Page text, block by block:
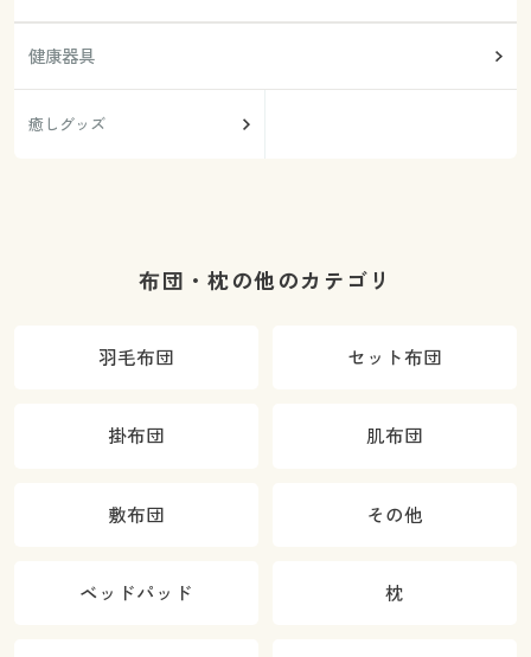
健康器具
癒しグッズ
布団・枕の他のカテゴリ
羽毛布団 セット布団
掛布団 肌布団
敷布団 その他
ベッドパッド 枕